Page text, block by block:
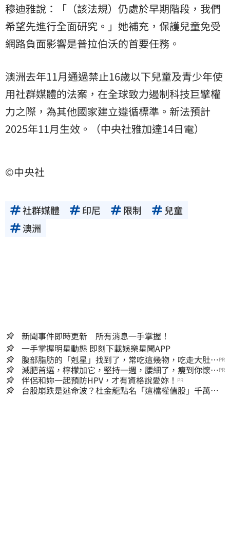
穆迪雅說：「（該法規）仍處於早期階段，我們
希望先進行全面研究。」她補充，保護兒童免受
網路負面影響是普拉伯沃的首要任務。
澳洲去年11月通過禁止16歲以下兒童及青少年使
用社群媒體的法案，在全球致力遏制科技巨擘權
力之際，為其他國家建立遵循標準。新法預計
2025年11月生效。（中央社雅加達14日電）
©中央社
社群媒體 印尼 限制
兒童
澳洲
新聞事件即時更新 所有消息一手掌握！
一手掌握明星動態 即刻下載娛樂星聞APP
腹部脂肪的「剋星」找到了，常吃這幾物，吃走大肚
囊，瘦出小蠻腰
PR
減肥首選，檸檬加它，堅持一週，腰細了，瘦到你懷疑
人生
PR
伴侶和妳一起預防HPV，才有資格說愛妳！ PR
台股崩跌是逃命波？杜金龍點名「這檔權值股」千萬別